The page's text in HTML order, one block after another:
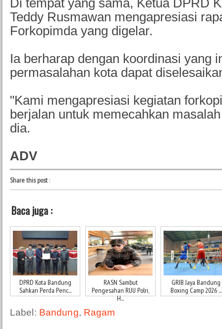
Di tempat yang sama, Ketua DPRD
Teddy Rusmawan mengapresiasi
Forkopimda yang digelar.
Ia berharap dengan koordinasi yang
permasalahan kota dapat
"Kami mengapresiasi kegiatan
berjalan untuk memecahkan
dia.
ADV
Share this post:
Baca juga :
DPRD Kota Bandung
Sahkan Perda Penc...
RASN Sambut
Pengesahan RUU Polri,
H...
GRIB Jaya Bandung
Boxing Camp 2026 ...
Label: Bandung, Ragam